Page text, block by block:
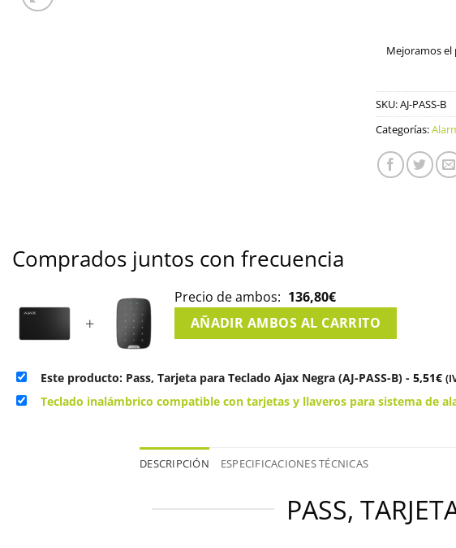
Mejoramos
SKU:AJ-PASS-B
Categorías:
Comprados juntos con frecuencia
+
Precio de ambos: 136,80€
AÑADIR AMBOS AL CARRITO
Este producto: Pass, Tarjeta para Teclado Ajax Negra (AJ-PASS-B) - 5,51€
Teclado inalámbrico compatible con tarjetas y llaveros para sistema de
DESCRIPCIÓN ESPECIFICACIONES TÉCNICAS
PASS,